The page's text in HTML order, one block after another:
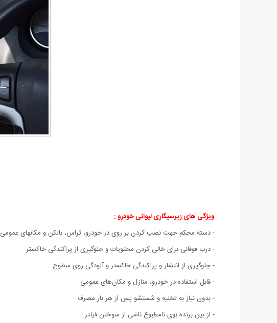
ویژگی های زیرسیگاری لیوانی خودرو :
- دسته محکم جهت نصب کردن بر روی در خودرو، تراس، بالکن و مکانهای عمومی
- درب فوقانی برای خالی کردن محتویات و جلوگیری از پراکندگی خاکستر
- جلوگیری از انتشار و پراکندگی خاکستر و آلودگی روی سطوح
- قابل استفاده در خودرو، منازل و مکان‌های عمومی
- بدون نیاز به تخلیه و شستشو پس از هر بار مصرف
- از بین برنده بوی نامطبوع ناشی از سوختن فیلتر